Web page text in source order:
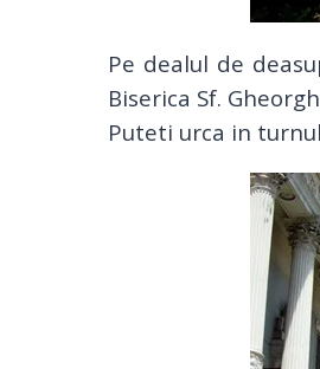
Pe dealul de
Biserica Sf.
Puteti urca in